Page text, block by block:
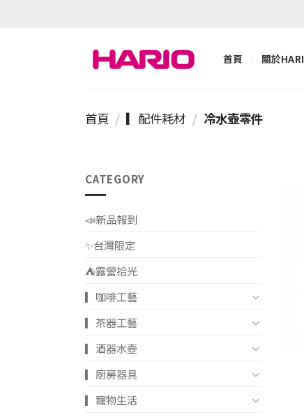
首頁 關於
首頁 / ▎配件耗材 / 冷水壺零件
CATEGORY
📣新品報到
✨台灣限定
⛺️露營拾光
▎咖啡工藝
▎茶器工藝
▎酒器水壺
▎廚房器具
▎寵物生活